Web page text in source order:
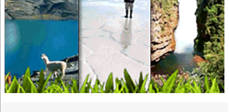
Eventos Sociales
Salones de Eventos
Salones de reuniones
Decoración de Interiores
Diseño de Interiores
Riego Tecnificado
Riego Convencional